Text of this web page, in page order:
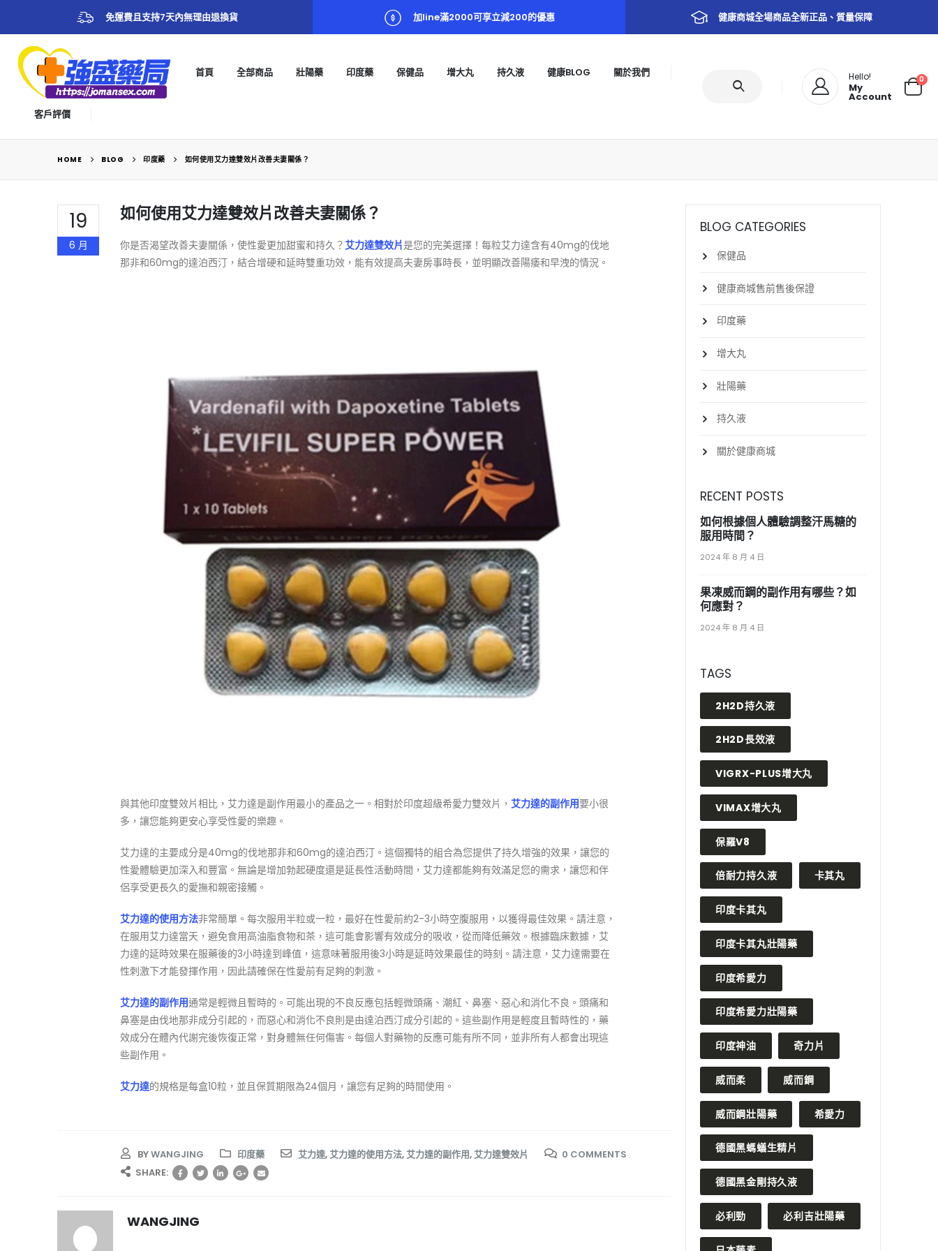
免運費且支持7天內無理由退換貨 加line滿2000可享立減200的優惠 健康商城全場商品全新正品、質量保障
首頁 全部商品 壯陽藥 印度藥 保健品 增大丸 持久液 健康BLOG 關於我們
客戶評價
Hello!
My
Account
0
HOME BLOG 印度藥 如何使用艾力達雙效片改善夫妻關係？
19
6 月
如何使用艾力達雙效片改善夫妻關係？
你是否渴望改善夫妻關係，使性愛更加甜蜜和持久？ 艾力達雙效片是您的完美選擇！每粒艾力達含有40mg的伐地
那非和60mg的達泊西汀，結合增硬和延時雙重功效，能有效提高夫妻房事時長，並明顯改善陽痿和早洩的情況。
與其他印度雙效片相比，艾力達是副作用最小的產品之一。相對於印度超級希愛力雙效片， 艾力達的副作用要小很
多，讓您能夠更安心享受性愛的樂趣。
艾力達的主要成分是40mg的伐地那非和60mg的達泊西汀。這個獨特的組合為您提供了持久增強的效果，讓您的
性愛體驗更加深入和豐富。無論是增加勃起硬度還是延長性活動時間，艾力達都能夠有效滿足您的需求，讓您和伴
侶享受更長久的愛撫和親密接觸。
艾力達的使用方法非常簡單。每次服用半粒或一粒，最好在性愛前約2-3小時空腹服用，以獲得最佳效果。請注意，
在服用艾力達當天，避免食用高油脂食物和茶，這可能會影響有效成分的吸收，從而降低藥效。根據臨床數據，艾
力達的延時效果在服藥後的3小時達到峰值，這意味著服用後3小時是延時效果最佳的時刻。請注意，艾力達需要在
性刺激下才能發揮作用，因此請確保在性愛前有足夠的刺激。
艾力達的副作用通常是輕微且暫時的。可能出現的不良反應包括輕微頭痛、潮紅、鼻塞、惡心和消化不良。頭痛和
鼻塞是由伐地那非成分引起的，而惡心和消化不良則是由達泊西汀成分引起的。這些副作用是輕度且暫時性的，藥
效成分在體內代謝完後恢復正常，對身體無任何傷害。每個人對藥物的反應可能有所不同，並非所有人都會出現這
些副作用。
艾力達的規格是每盒10粒，並且保質期限為24個月，讓您有足夠的時間使用。
BYWANGJING 印度藥 艾力達,艾力達的使用方法,艾力達的副作用,艾力達雙效片
0 COMMENTS
SHARE:
WANGJING
BLOG CATEGORIES
保健品
健康商城售前售後保證
印度藥
增大丸
壯陽藥
持久液
關於健康商城
RECENT POSTS
如何根據個人體驗調整汗馬糖的
服用時間？
2024 年 8 月 4 日
果凍威而鋼的副作用有哪些？如
何應對？
2024 年 8 月 4 日
TAGS
2H2D持久液
2H2D長效液
VIGRX-PLUS增大丸
VIMAX增大丸
保羅V8
倍耐力持久液 卡其丸
印度卡其丸
印度卡其丸壯陽藥
印度希愛力
印度希愛力壯陽藥
印度神油 奇力片
威而柔 威而鋼
威而鋼壯陽藥 希愛力
德國黑螞蟻生精片
德國黑金剛持久液
必利勁 必利吉壯陽藥